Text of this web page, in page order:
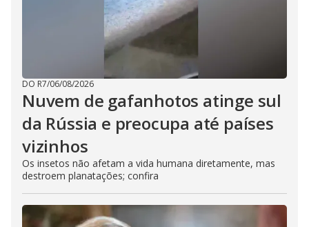
DO R7/06/08/2026
Nuvem de gafanhotos atinge sul
da Rússia e preocupa até países
vizinhos
Os insetos não afetam a vida humana diretamente, mas
destroem planatações; confira